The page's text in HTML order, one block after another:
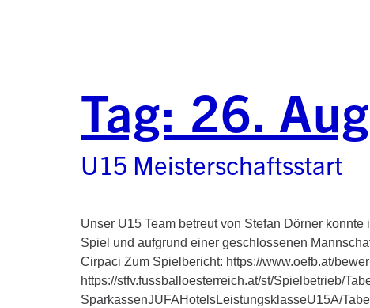
Tag: 26.
U15 Meisterschaftsstart
Unser U15 Team betreut von Stefan Dörner
Spiel und aufgrund einer geschlossenen
Cirpaci Zum Spielbericht: https://www.oefb.at/
https://stfv.fussballoesterreich.at/st/Spielbetrieb/
SparkassenJUFAHotelsLeistungsklasseU15A/